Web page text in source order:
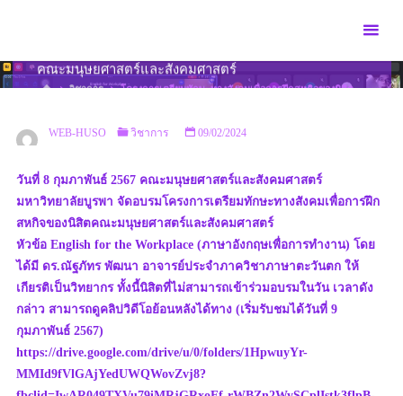
คณะมนุษยศาสตร์และสังคมศาสตร์
HOMEวิชาการ
โครงการเตรียมทักษะทางสังคมเพื่อการฝึกสหกิจของนิสิต
WEB-HUSO วิชาการ 09/02/2024
วันที่ 8 กุมภาพันธ์ 2567 คณะมนุษยศาสตร์และสังคมศาสตร์
มหาวิทยาลัยบูรพา จัดอบรมโครงการเตรียมทักษะทางสังคมเพื่อการฝึก
สหกิจของนิสิตคณะมนุษยศาสตร์และสังคมศาสตร์
หัวข้อ English for the Workplace (ภาษาอังกฤษเพื่อการทำงาน) โดย
ได้มี ดร.ณัฐภัทร พัฒนา อาจารย์ประจำภาควิชาภาษาตะวันตก ให้
เกียรติเป็นวิทยากร ทั้งนี้นิสิตที่ไม่สามารถเข้าร่วมอบรมในวัน เวลาดัง
กล่าว สามารถดูคลิปวิดีโอย้อนหลังได้ทาง (เริ่มรับชมได้วันที่ 9
กุมภาพันธ์ 2567)
https://drive.google.com/drive/u/0/folders/1HpwuyYr-
MMId9fVlGAjYedUWQWovZvj8?